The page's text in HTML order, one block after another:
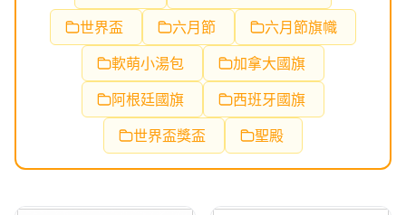
世界盃
六月節
六月節旗幟
軟萌小湯包
加拿大國旗
阿根廷國旗
西班牙國旗
世界盃獎盃
聖殿